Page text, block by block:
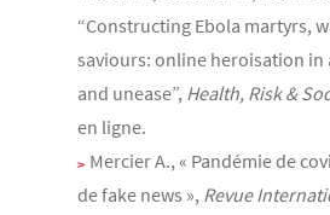
“Constructing Ebola martyrs,
saviours: online heroisation in
and unease”, Health, Risk &
en ligne.
Mercier A., « Pandémie de
de fake news », Revue